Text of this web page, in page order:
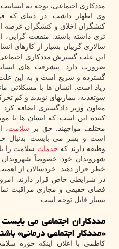
مددکاری اجتماعی، توجه به
وی اظهار داشت: در دنیای که
کنشگران اخلاق و کنشگران عرصه
تری داشته باشند. منفعت گرایی،
سالاری گریبان بسیار از کارهای
این علت گسترش مددکاری
ضرورت دارد. پیشرفت های
گسترده و سریع است و به این علت
زیاد است. انسان ها با مشکلاتی
سوتغذیه، بیماریهای نوپدید و کم
معاون وزیر دادگستری اضافه
کننده این است که انسان ها با
مختلف مواجهند. حق بر سلامت،
است و بشر می بایست بدنبال
وظیفه دارند که خدمات سلامت را
شهروندان خود خصوصاً
خطر قرار دهند. خردسالان از
در شرایطی خاص قرار دارند.
فضای حقیقی و مجازی مراقبت
بسیار قابل توجه است.
مددکاران اجتماعی می
«مددکار اجتماعی درمانی»
کاظمی با اعلان اینکه حوزه